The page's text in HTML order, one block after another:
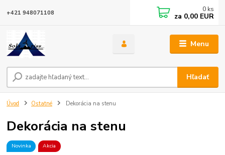
Menu
Hľadať
+421 948071108 0 ks
za 0,00 EUR
Úvod Ostatné Dekorácia na stenu
Dekorácia na stenu
Novinka Akcia